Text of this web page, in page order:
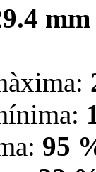
mm
95